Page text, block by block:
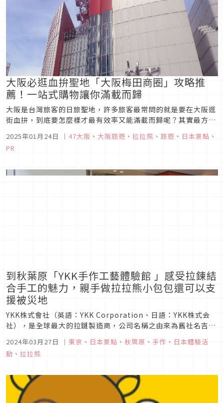
大阪必逛血拚聖地「大阪梅田商圈」攻略推
薦！一站式購物讓你滿載而歸
大阪是台灣旅客的日旅聖地，許多旅客最常問的就是要在大阪逛
街血拚，到底要怎麼樣才最有效率又能滿載而歸呢？其實最方便
又兼具多元性，甚至還有針對外國旅客的折扣！這次編輯部就帶
大家一起來逛逛，幫大家劃重點，下次來到大阪先來這裡逛起
2025年01月24日 ｜ 47大阪 、 大阪旅遊 、 拉拉熊 、 旅遊 、 日本景點 、
PR
到秋葉原「YKK手作工藝體驗館 」感受拉鍊結
合手工的魅力，親手做拉拉熊小包包還可以支
援被災地
YKK株式會社（英語：YKK Corporation、日語：YKK株式会
社），是全球最大的拉鏈製造商，公司名稱之由來為舊社名吉田
Kabushikigaisha），作為世界知名的拉鍊品牌，除了其產品
外，YKK還創立了「YKK手作工藝體驗館（ものづくり...
2024年03月27日 ｜ 東京 、 日本景點 、 秋葉原 、 手作 、 日本體驗活
動 、 拉拉熊